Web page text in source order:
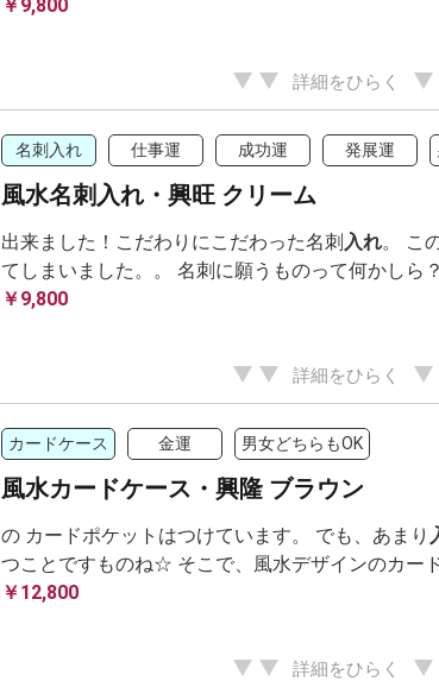
￥9,800
詳細をひらく
名刺入れ 仕事運 成功運 発展運
風水名刺入れ・興旺 クリーム
出来ました！こだわりにこだわった名刺入れ。 こ
てしまいました。。 名刺に願うものって何かしら
￥9,800
詳細をひらく
カードケース 金運 男女どちらもOK
風水カードケース・興隆 ブラウン
の カードポケットはつけています。 でも、あまり
つことですものね☆ そこで、風水デザインのカー
￥12,800
詳細をひらく